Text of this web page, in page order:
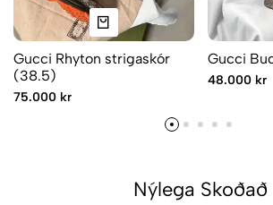
Gucci Rhyton strigaskór
(38.5)
75.000 kr
Gucci
48.000 kr
Nýlega Skoðað